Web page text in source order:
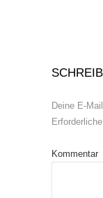
Deine E-
Kommentar